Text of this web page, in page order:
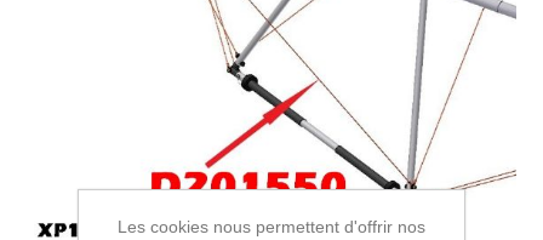
Les cookies nous permettent d'offrir nos